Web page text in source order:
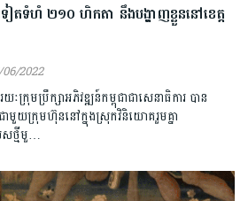
ៀតទំហំ ២១០ ហិកតា នឹងបង្ហាញខ្លួននៅខេត្ត
2022
ៈក្រុមប្រឹក្សាអភិវឌ្ឍន៍កម្ពុជាជាសេនាធិការ បាន
មួយក្រុមហ៊ុននៅក្នុងស្រុកវិនិយោគរួមគ្នា
សថ្មីមួ…